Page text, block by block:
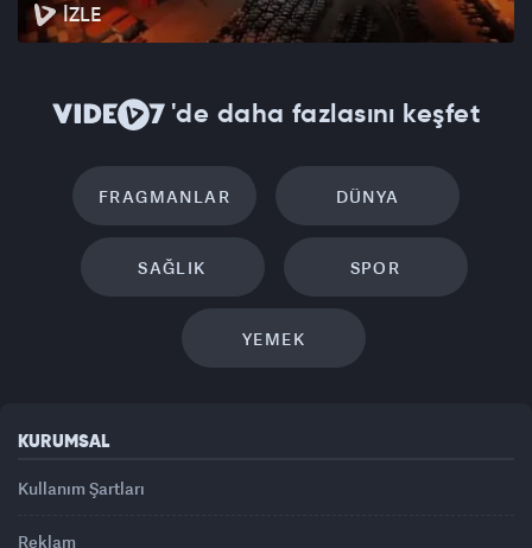
İZLE
'de daha fazlasını keşfet
FRAGMANLAR DÜNYA
SAĞLIK SPOR
YEMEK
KURUMSAL
Kullanım Şartları
Reklam